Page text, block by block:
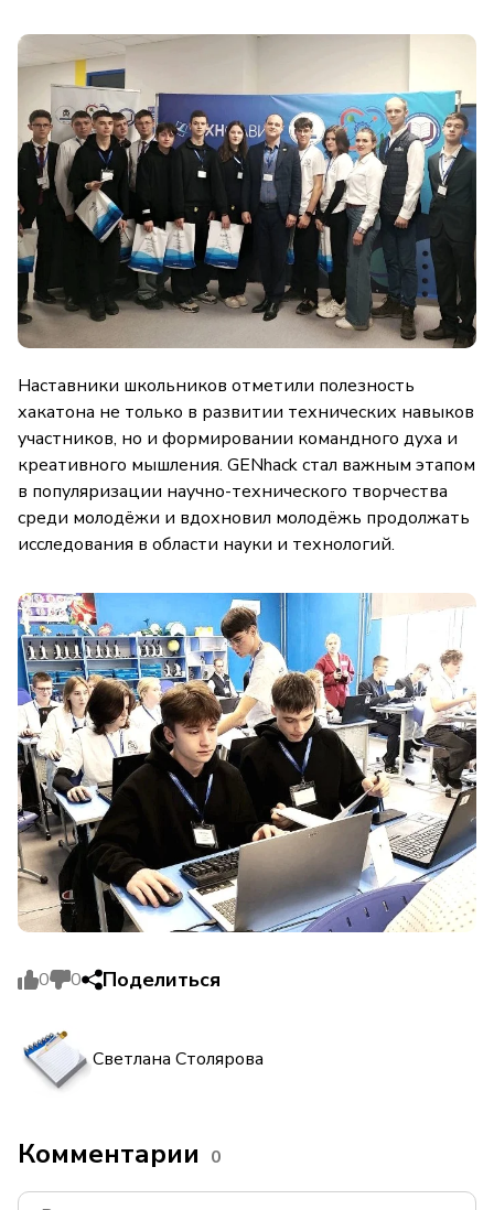
Наставники школьников отметили полезность
хакатона не только в развитии технических навыков
участников, но и формировании командного духа и
креативного мышления. GENhack стал важным этапом
в популяризации научно-технического творчества
среди молодёжи и вдохновил молодёжь продолжать
исследования в области науки и технологий.
0 0 Поделиться
Светлана Столярова
Комментарии 0